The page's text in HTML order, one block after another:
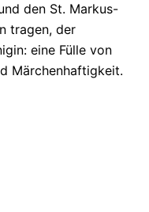
den St. Markus-
tragen, der
eine Fülle von
Märchenhaftigkeit.